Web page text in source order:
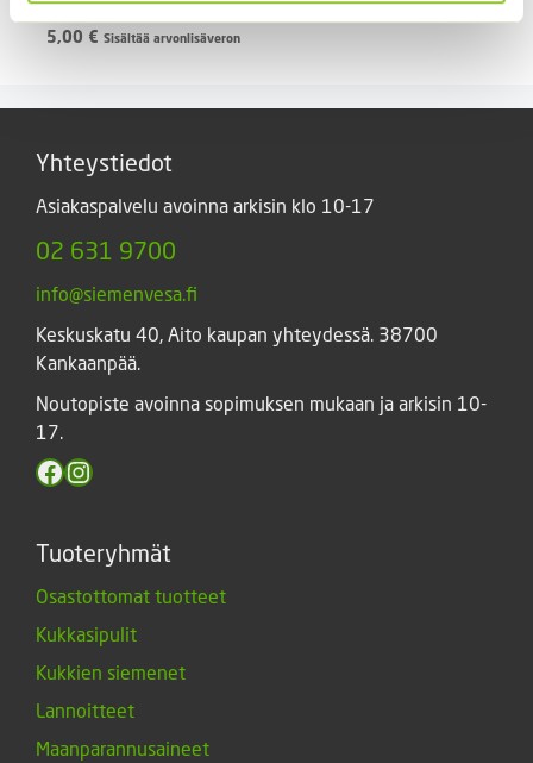
5,00 € Sisältää arvonlisäveron
Yhteystiedot
Asiakaspalvelu avoinna arkisin klo 10-17
02 631 9700
info@siemenvesa.fi
Keskuskatu 40, Aito kaupan yhteydessä. 38700
Kankaanpää.
Noutopiste avoinna sopimuksen mukaan ja arkisin 10-
17.
Facebook
Instagram
Tuoteryhmät
Osastottomat tuotteet
Kukkasipulit
Kukkien siemenet
Lannoitteet
Maanparannusaineet